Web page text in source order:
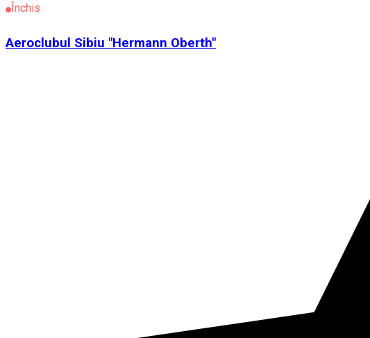
Închis
Aeroclubul Sibiu "Hermann Oberth"